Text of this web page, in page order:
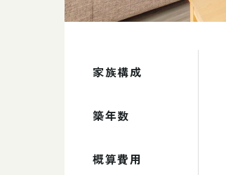
家族構成
築年数
概算費用